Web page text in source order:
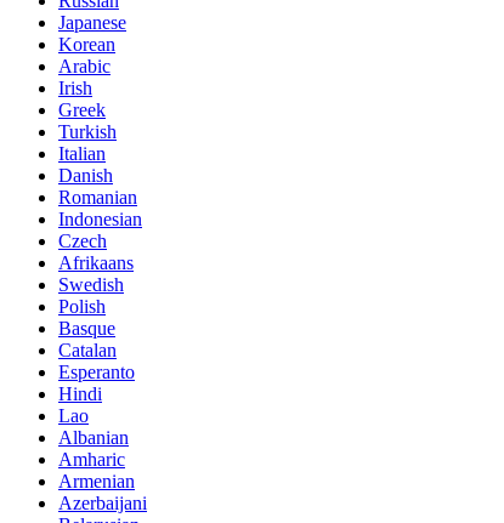
Japanese
Korean
Arabic
Irish
Greek
Turkish
Italian
Danish
Romanian
Indonesian
Czech
Afrikaans
Swedish
Polish
Basque
Catalan
Esperanto
Hindi
Lao
Albanian
Amharic
Armenian
Azerbaijani